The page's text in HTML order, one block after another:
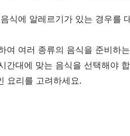
식에 알레르기가 있는 경우를
여 여러 종류의 음식을 준비하
간대에 맞는 음식을 선택해야
요리를 고려하세요.